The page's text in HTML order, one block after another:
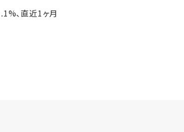
、直近1ヶ月